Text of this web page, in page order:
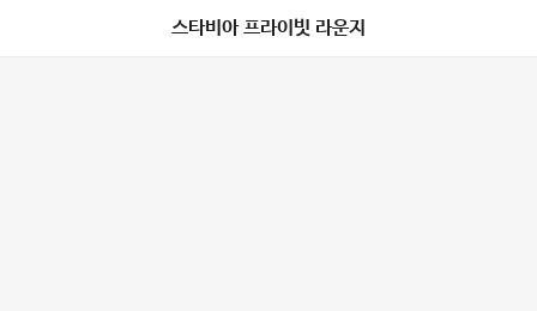
스타비아 프라이빗 라운지